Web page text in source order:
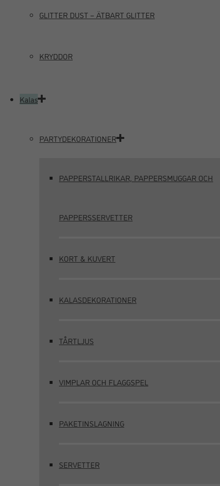
GLITTER DUST – ÄTBART GLITTER
KRYDDOR
Kalas
PARTYDEKORATIONER
PAPPERSTALLRIKAR, PAPPERSMUGGAR OCH
PAPPERSSERVETTER
KORT & KUVERT
KALASDEKORATIONER
TÅRTLJUS
VIMPLAR OCH FLAGGSPEL
PAKETINSLAGNING
SERVETTER